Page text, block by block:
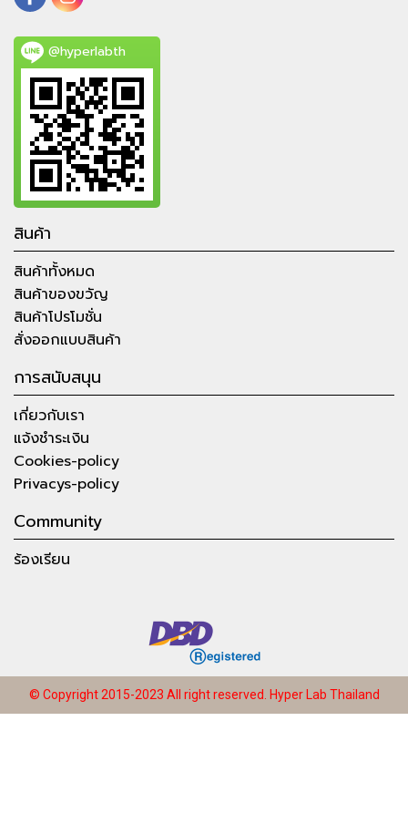
@hyperlabth
สินค้า
สินค้าทั้งหมด
สินค้าของขวัญ
สินค้าโปรโมชั่น
สั่งออกแบบสินค้า
การสนับสนุน
เกี่ยวกับเรา
แจ้งชำระเงิน
Cookies-policy
Privacys-policy
Community
ร้องเรียน
© Copyright 2015-2023 All right reserved. Hyper Lab Thailand